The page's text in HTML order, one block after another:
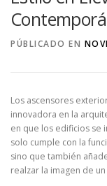
ACERCA DE
PÚBLICADO EN
Los ascensores
innovadora en la
en que los edificios se
solo cumple con la
sino que también
realzar la imagen de